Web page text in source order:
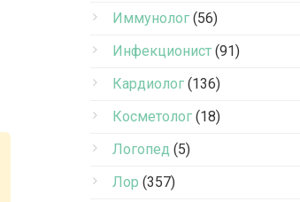
Иммунолог (56)
Инфекционист (91)
Кардиолог (136)
Косметолог (18)
Логопед (5)
Лор (357)